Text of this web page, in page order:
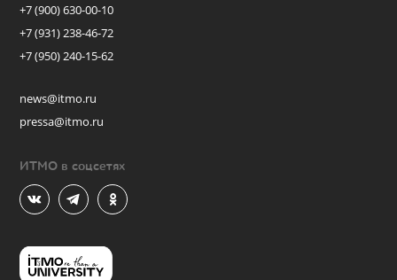
+7 (900) 630-00-10
+7 (931) 238-46-72
+7 (950) 240-15-62
news@itmo.ru
pressa@itmo.ru
ИТМО в соцсетях